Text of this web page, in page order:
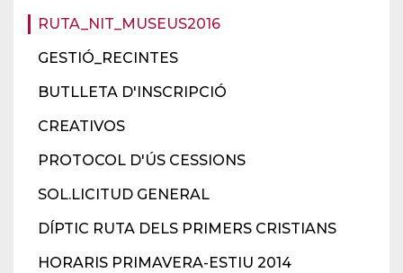
RUTA_NIT_MUSEUS2016
GESTIÓ_RECINTES
BUTLLETA D'INSCRIPCIÓ
CREATIVOS
PROTOCOL D'ÚS CESSIONS
SOL.LICITUD GENERAL
DÍPTIC RUTA DELS PRIMERS CRISTIANS
HORARIS PRIMAVERA-ESTIU 2014